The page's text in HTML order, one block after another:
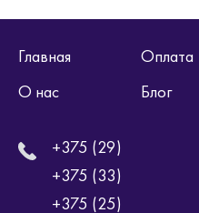
Главная Оплата
О нас
Блог
+375 (29)
+375 (33)
+375 (25)